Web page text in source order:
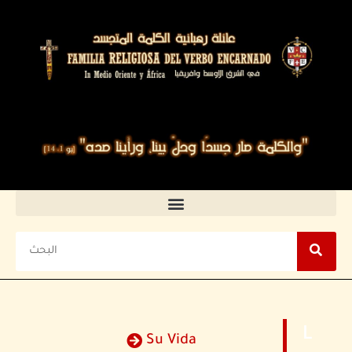
Su Vida
L